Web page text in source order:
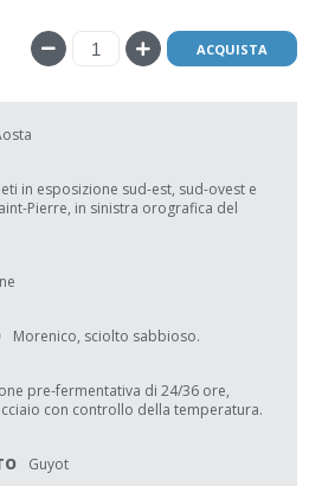
ACQUISTA
in esposizione sud-est, sud-ovest e
Pierre, in sinistra orografica del
Morenico, sciolto sabbioso.
pre-fermentativa di 24/36 ore,
con controllo della temperatura.
Guyot